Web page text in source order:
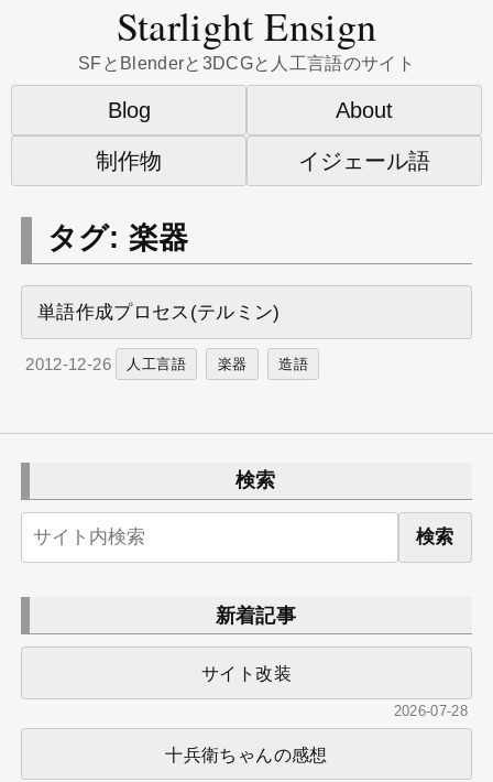
Starlight Ensign
SFとBlenderと3DCGと人工言語のサイト
Blog About
制作物 イジェール語
タグ: 楽器
単語作成プロセス(テルミン)
2012-12-26 人工言語 楽器 造語
検索
検索
新着記事
サイト改装
2026-07-28
十兵衛ちゃんの感想